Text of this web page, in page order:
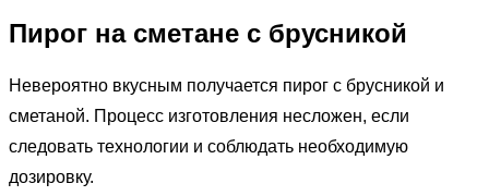
Пирог на сметане с брусникой
Невероятно вкусным получается пирог с брусникой и
сметаной. Процесс изготовления несложен, если
следовать технологии и соблюдать необходимую
дозировку.